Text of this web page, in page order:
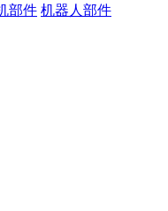
部件 机器人部件